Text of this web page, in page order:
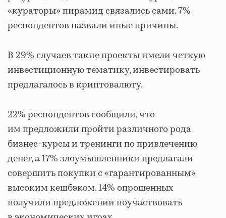
«кураторы» пирамид связались сами. 7%
респондентов назвали иные причины.
В 29% случаев такие проекты имели четкую
инвестиционную тематику, инвестировать
предлагалось в криптовалюту.
22% респондентов сообщили, что
им предложили пройти различного рода
бизнес-курсы и тренинги по привлечению
денег, а 17% злоумышленники предлагали
совершить покупки с «гарантированным»
высоким кешбэком. 14% опрошенных
получили предложении поучаствовать